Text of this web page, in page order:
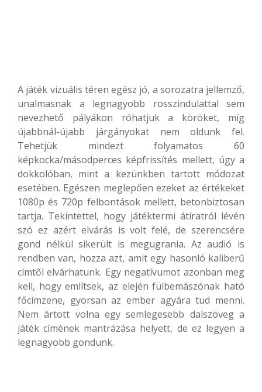
A játék vizuális téren egész jó, a sorozatra jellemző,
unalmasnak a legnagyobb rosszindulattal sem
nevezhető pályákon róhatjuk a köröket, míg
újabbnál-újabb járgányokat nem oldunk fel.
Tehetjük mindezt folyamatos 60
képkocka/másodperces képfrissítés mellett, úgy a
dokkolóban, mint a kezünkben tartott módozat
esetében. Egészen meglepően ezeket az értékeket
1080p és 720p felbontások mellett, betonbiztosan
tartja. Tekintettel, hogy játéktermi átíratról lévén
szó ez azért elvárás is volt felé, de szerencsére
gond nélkül sikerült is megugrania. Az audió is
rendben van, hozza azt, amit egy hasonló kaliberű
címtől elvárhatunk. Egy negatívumot azonban meg
kell, hogy említsek, az elején fülbemászónak ható
főcímzene, gyorsan az ember agyára tud menni.
Nem ártott volna egy semlegesebb dalszöveg a
játék címének mantrázása helyett, de ez legyen a
legnagyobb gondunk.